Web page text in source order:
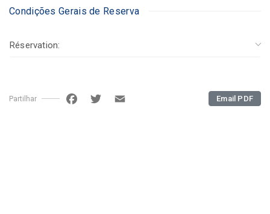
Condições Gerais de Reserva
Réservation:
PartilharFacebook
Twitter
Email Email PDF